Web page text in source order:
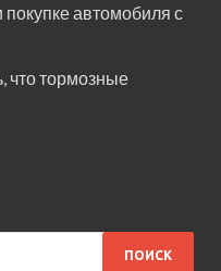
автомобиля с
что тормозные